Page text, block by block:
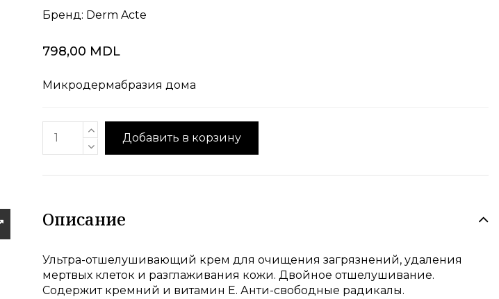
Бренд: Derm Acte
798,00 MDL
Микродермабразия дома
Добавить в корзину
Описание
Ультра-отшелушивающий крем для очищения загрязнений, удаления
мертвых клеток и разглаживания кожи. Двойное отшелушивание.
Содержит кремний и витамин Е. Анти-свободные радикалы.